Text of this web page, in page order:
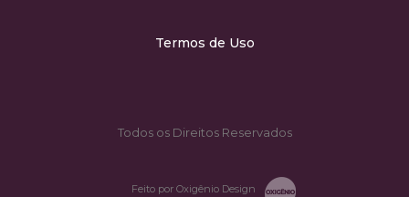
Termos de Uso
Todos os Direitos Reservados
Feito por Oxigênio Design